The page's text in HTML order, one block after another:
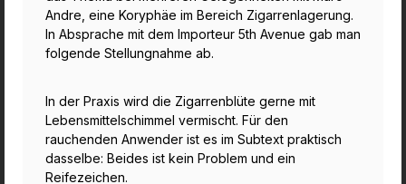
Andre, eine Koryphäe im Bereich Zigarrenlagerung.
In Absprache mit dem Importeur 5th Avenue gab man
folgende Stellungnahme ab.
In der Praxis wird die Zigarrenblüte gerne mit
Lebensmittelschimmel vermischt. Für den
rauchenden Anwender ist es im Subtext praktisch
dasselbe: Beides ist kein Problem und ein
Reifezeichen.